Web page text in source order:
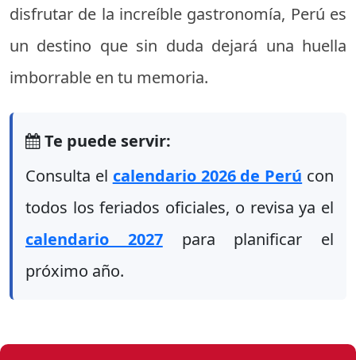
disfrutar de la increíble gastronomía, Perú es
un destino que sin duda dejará una huella
imborrable en tu memoria.
Te puede servir:
Consulta el calendario 2026 de Perú con
todos los feriados oficiales, o revisa ya el
calendario 2027para planificar el
próximo año.